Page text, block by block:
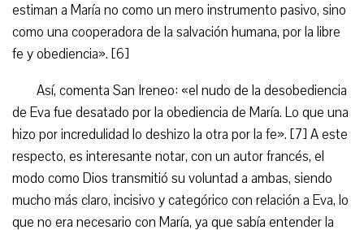
estiman a María no como un mero instrumento pasivo, sino
como una cooperadora de la salvación humana, por la libre
fe y obediencia». [6]
Así, comenta San Ireneo: «el nudo de la desobediencia
de Eva fue desatado por la obediencia de María. Lo que una
hizo por incredulidad lo deshizo la otra por la fe». [7] A este
respecto, es interesante notar, con un autor francés, el
modo como Dios transmitió su voluntad a ambas, siendo
mucho más claro, incisivo y categórico con relación a Eva, lo
que no era necesario con María, ya que sabía entender la